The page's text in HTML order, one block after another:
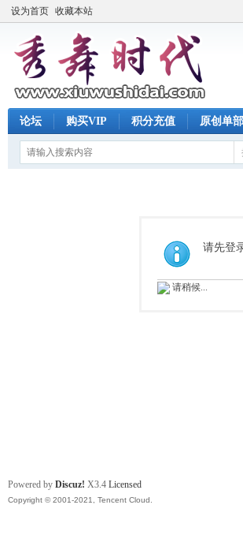
设为首页 收藏本站
论坛 购买VIP 积分充值 原创单
请先登
请稍候...
Powered by Discuz! X3.4 Licensed
Copyright © 2001-2021, Tencent Cloud.